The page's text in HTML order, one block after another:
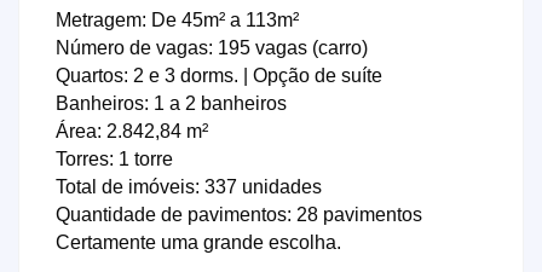
Metragem: De 45m² a 113m²
Número de vagas: 195 vagas (carro)
Quartos: 2 e 3 dorms. | Opção de suíte
Banheiros: 1 a 2 banheiros
Área: 2.842,84 m²
Torres: 1 torre
Total de imóveis: 337 unidades
Quantidade de pavimentos: 28 pavimentos
Certamente uma grande escolha.